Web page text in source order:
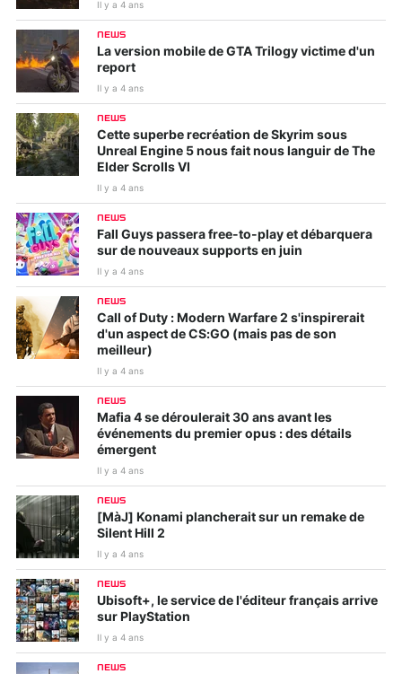
Il y a 4 ans
NEWS
La version mobile de GTA Trilogy victime d'un
report
Il y a 4 ans
NEWS
Cette superbe recréation de Skyrim sous
Unreal Engine 5 nous fait nous languir de The
Elder Scrolls VI
Il y a 4 ans
NEWS
Fall Guys passera free-to-play et débarquera
sur de nouveaux supports en juin
Il y a 4 ans
NEWS
Call of Duty : Modern Warfare 2 s'inspirerait
d'un aspect de CS:GO (mais pas de son
meilleur)
Il y a 4 ans
NEWS
Mafia 4 se déroulerait 30 ans avant les
événements du premier opus : des détails
émergent
Il y a 4 ans
NEWS
[MàJ] Konami plancherait sur un remake de
Silent Hill 2
Il y a 4 ans
NEWS
Ubisoft+, le service de l'éditeur français arrive
sur PlayStation
Il y a 4 ans
NEWS